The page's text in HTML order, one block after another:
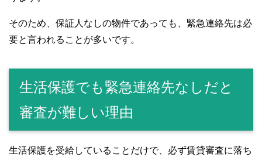
そのため、保証人なしの物件であっても、緊急連絡先は必
要と言われることが多いです。
生活保護でも緊急連絡先なしだと
審査が難しい理由
生活保護を受給していることだけで、必ず賃貸審査に落ち